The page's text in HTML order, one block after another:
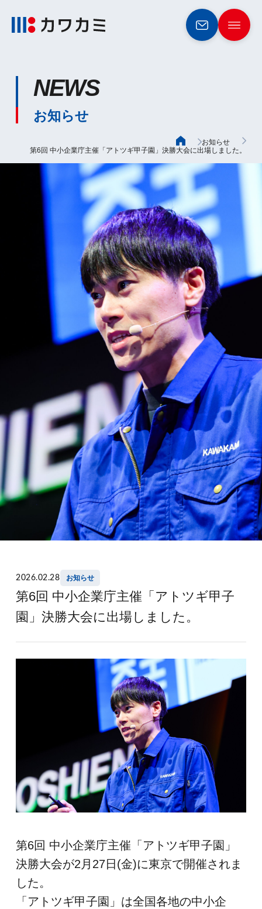
NEWS
お知らせ
お知らせ
第6回 中小企業庁主催「アトツギ甲子園」決勝大会に出場しました。
2026.02.28 お知らせ
第6回 中小企業庁主催「アトツギ甲子
園」決勝大会に出場しました。
第6回 中小企業庁主催「アトツギ甲子園」
決勝大会が2月27日(金)に東京で開催されま
した。
「アトツギ甲子園」は全国各地の中小企